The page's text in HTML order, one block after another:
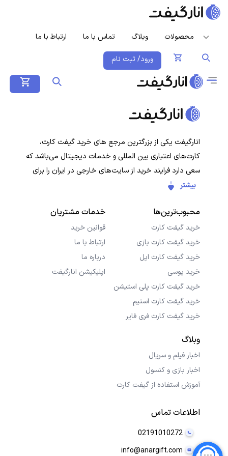
محصولات وبلاگ تماس با ما ارتباط با ما
ورود/ ثبت نام
انارگیفت یکی از بزرگترین مرجع های خرید گیفت کارت،
کارت‌های اعتباری بین المللی و خدمات دیجیتال می‌باشد که
سعی دارد فرایند خرید از سایت‌های خارجی در ایران را برای
کاربران ایرانی ساده‌تر کند. هدف ما ارائه تجربه‌ای سریع، امن و
کاربران با خیال راحت خرید کنند و در کمترین زمان دریافت
کنند.
بیشتر
محبوب‌ترین‌ها
خرید گیفت کارت
خرید گیفت کارت بازی
خرید گیفت کارت اپل
خرید یوسی
خرید گیفت کارت پلی استیشن
خرید گیفت کارت استیم
خرید گیفت کارت فری فایر
خدمات مشتریان
قوانین خرید
ارتباط با ما
درباره ما
اپلیکیشن انارگیفت
وبلاگ
اخبار فیلم و سریال
اخبار بازی و کنسول
آموزش استفاده از گیفت کارت
اطلاعات تماس
02191010272
info@anargift.com